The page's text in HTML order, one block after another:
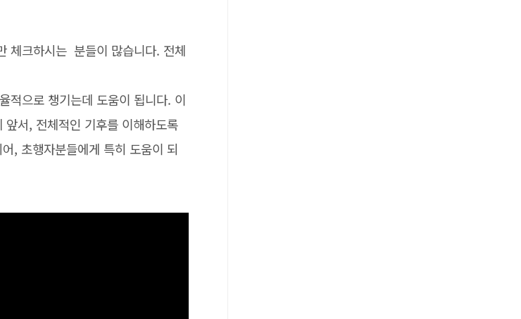
체크하시는 분들이 많습니다. 전체
적으로 챙기는데 도움이 됩니다. 이
서, 전체적인 기후를 이해하도록
, 초행자분들에게 특히 도움이 되